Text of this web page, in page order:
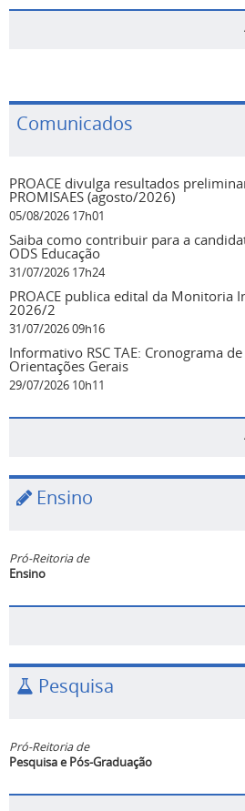
Comunicados
PROACE divulga resultados
PROMISAES (agosto/2026)
05/08/2026 17h01
Saiba como contribuir para a
ODS Educação
31/07/2026 17h24
PROACE publica edital da Monitoria
2026/2
31/07/2026 09h16
Informativo RSC TAE: Cronograma
Orientações Gerais
29/07/2026 10h11
Ensino
Pró-Reitoria de
Ensino
Pesquisa
Pró-Reitoria de
Pesquisa e Pós-Graduação